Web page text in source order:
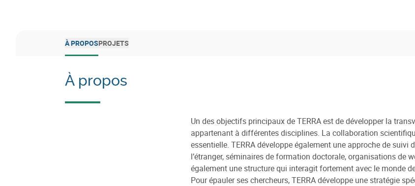
À PROPOSPROJETS
À propos
Un des objectifs principaux de TERRA est de développer la
appartenant à différentes disciplines. La collaboration
essentielle. TERRA développe également une approche de suivi
l’étranger, séminaires de formation doctorale, organisations de
également une structure qui interagit fortement avec le monde
Pour épauler ses chercheurs, TERRA développe une stratégie